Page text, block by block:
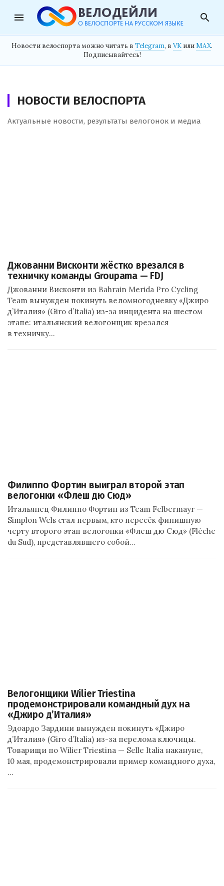
menu search
Новости велоспорта можно читать в Telegram, в VK илиMAX.
Подписывайтесь!
НОВОСТИ ВЕЛОСПОРТА
Актуальные новости, результаты велогонок и медиа
Джованни Висконти жёстко врезался в
техничку команды Groupama — FDJ
Джованни Висконти из Bahrain Merida Pro Cycling
Team вынужден покинуть веломногодневку «Джиро
д’Италия» (Giro d’Italia) из-за инцидента на шестом
этапе: итальянский велогонщик врезался
в техничку…
Филиппо Фортин выиграл второй этап
велогонки «Флеш дю Сюд»
Итальянец Филиппо Фортин из Team Felbermayr —
Simplon Wels стал первым, кто пересёк финишную
черту второго этап велогонки «Флеш дю Сюд» (Flèche
du Sud), представлявшего собой…
Велогонщики Wilier Triestina
продемонстрировали командный дух на
«Джиро д’Италия»
Эдоардо Зардини вынужден покинуть «Джиро
д’Италия» (Giro d’Italia) из-за перелома ключицы.
Товарищи по Wilier Triestina — Selle Italia накануне,
10 мая, продемонстрировали пример командного духа,
…